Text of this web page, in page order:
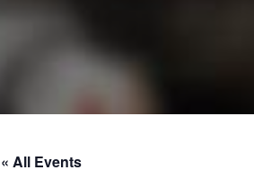
« All Events